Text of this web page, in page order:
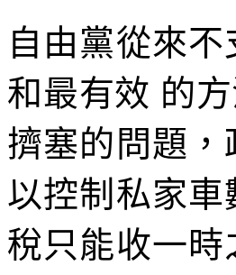
自由黨從來
和最有效 的
擠塞的問題
以控制私家
稅只能收一